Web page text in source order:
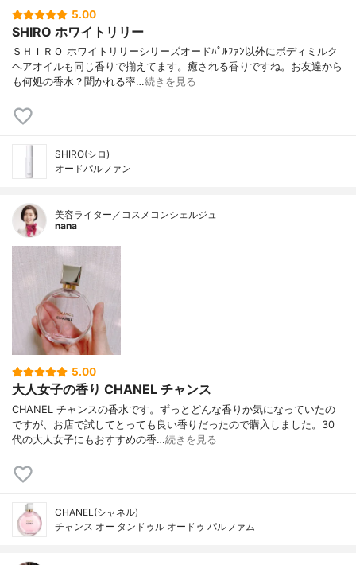
5.00
SHIRO ホワイトリリー
ＳＨＩＲＯ ホワイトリリーシリーズオードﾊﾟﾙﾌｧﾝ以外にボディミルク
ヘアオイルも同じ香りで揃えてます。癒される香りですね。お友達から
も何処の香水？聞かれる率…続きを見る
SHIRO(シロ)
オードパルファン
美容ライター／コスメコンシェルジュ
nana
5.00
大人女子の香り CHANEL チャンス
CHANEL チャンスの香水です。ずっとどんな香りか気になっていたの
ですが、お店で試してとっても良い香りだったので購入しました。30
代の大人女子にもおすすめの香…続きを見る
CHANEL(シャネル)
チャンス オー タンドゥル オードゥ パルファム